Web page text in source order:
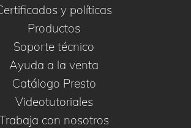
y políticas
Productos
Soporte técnico
Ayuda a la venta
Catálogo Presto
Videotutoriales
Trabaja con nosotros